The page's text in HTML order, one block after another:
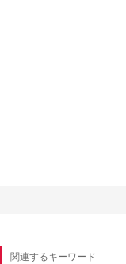
関連するキーワード